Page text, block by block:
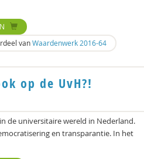
vanWaardenwerk 2016-64
op de UvH?!
de universitaire wereld in Nederland.
en transparantie. In het